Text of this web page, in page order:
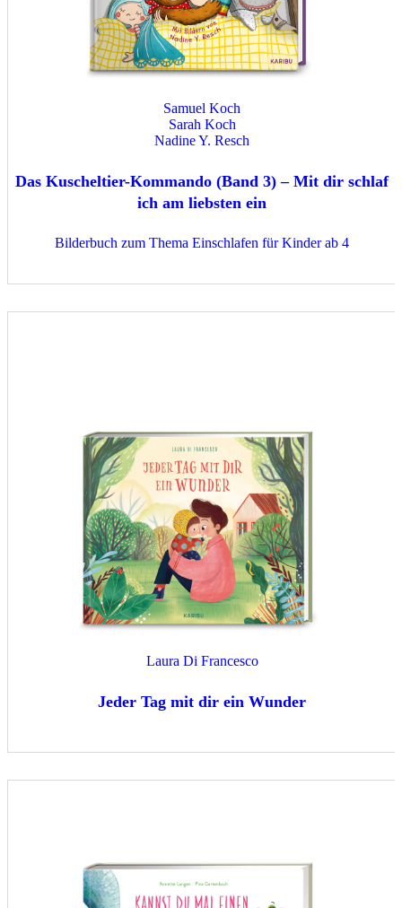
Samuel Koch
Sarah Koch
Nadine Y. Resch
Das Kuscheltier-Kommando (Band 3) – Mit dir schlaf
ich am liebsten ein
Bilderbuch zum Thema Einschlafen für Kinder ab 4
Laura Di Francesco
Jeder Tag mit dir ein Wunder